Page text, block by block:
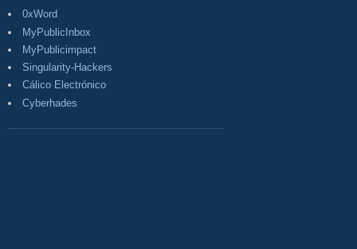
0xWord
MyPublicInbox
MyPublicimpact
Singularity-Hackers
Cálico Electrónico
Cyberhades